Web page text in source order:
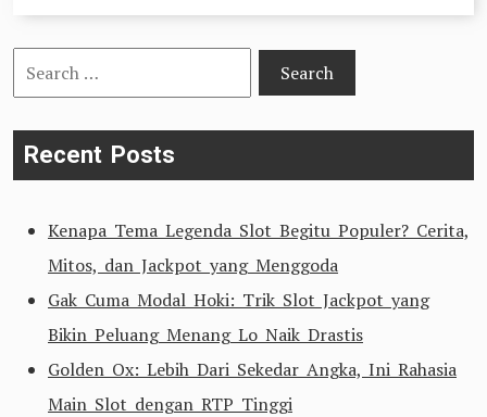
Search
for:
Recent Posts
Kenapa Tema Legenda Slot Begitu Populer? Cerita,
Mitos, dan Jackpot yang Menggoda
Gak Cuma Modal Hoki: Trik Slot Jackpot yang
Bikin Peluang Menang Lo Naik Drastis
Golden Ox: Lebih Dari Sekedar Angka, Ini Rahasia
Main Slot dengan RTP Tinggi